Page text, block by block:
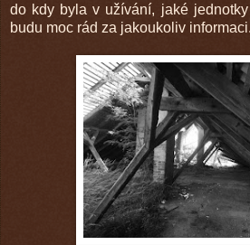
do kdy byla v užívání, jaké
budu moc rád za jakoukoliv informaci.